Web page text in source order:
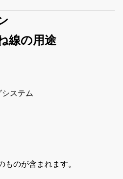
線の用途
ステム
のが含まれます。